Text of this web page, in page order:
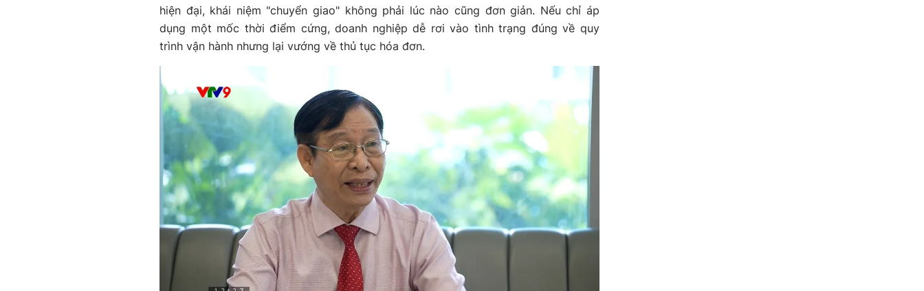
hiện đại, khái niệm "chuyển giao" không phải lúc nào cũng đơn giản. Nếu chỉ áp
dụng một mốc thời điểm cứng, doanh nghiệp dễ rơi vào tình trạng đúng về quy
trình vận hành nhưng lại vướng về thủ tục hóa đơn.